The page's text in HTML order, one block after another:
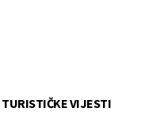
TURISTIČKE VIJESTI